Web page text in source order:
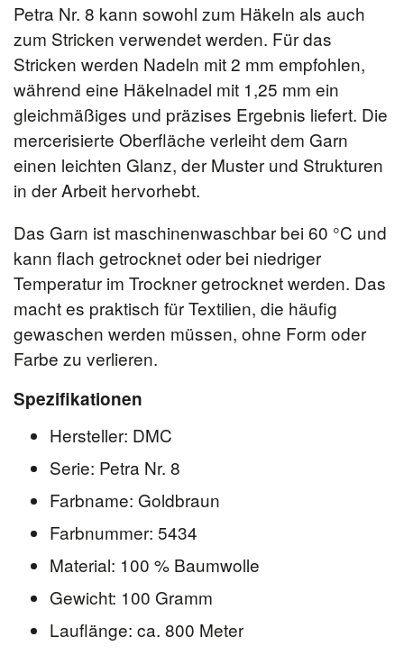
Petra Nr. 8 kann sowohl zum Häkeln als auch
zum Stricken verwendet werden. Für das
Stricken werden Nadeln mit 2 mm empfohlen,
während eine Häkelnadel mit 1,25 mm ein
gleichmäßiges und präzises Ergebnis liefert. Die
mercerisierte Oberfläche verleiht dem Garn
einen leichten Glanz, der Muster und Strukturen
in der Arbeit hervorhebt.
Das Garn ist maschinenwaschbar bei 60 °C und
kann flach getrocknet oder bei niedriger
Temperatur im Trockner getrocknet werden. Das
macht es praktisch für Textilien, die häufig
gewaschen werden müssen, ohne Form oder
Farbe zu verlieren.
Spezifikationen
Hersteller: DMC
Serie: Petra Nr. 8
Farbname: Goldbraun
Farbnummer: 5434
Material: 100 % Baumwolle
Gewicht: 100 Gramm
Lauflänge: ca. 800 Meter